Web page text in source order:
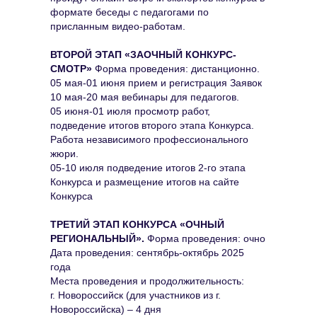
формате беседы с педагогами по
присланным видео-работам.
ВТОРОЙ ЭТАП «ЗАОЧНЫЙ КОНКУРС-
СМОТР» Форма проведения: дистанционно.
05 мая-01 июня прием и регистрация Заявок
10 мая-20 мая вебинары для педагогов.
05 июня-01 июля просмотр работ,
подведение итогов второго этапа Конкурса.
Работа независимого профессионального
жюри.
05-10 июля подведение итогов 2-го этапа
Конкурса и размещение итогов на сайте
Конкурса
ТРЕТИЙ ЭТАП КОНКУРСА «ОЧНЫЙ
РЕГИОНАЛЬНЫЙ». Форма проведения: очно
Дата проведения: сентябрь-октябрь 2025
года
Места проведения и продолжительность:
г. Новороссийск (для участников из г.
Новороссийска) – 4 дня